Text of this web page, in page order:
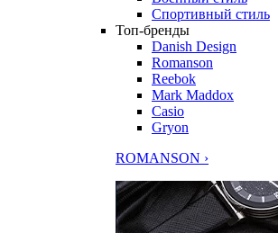
Спортивный стиль
Топ-бренды
Danish Design
Romanson
Reebok
Mark Maddox
Casio
Gryon
ROMANSON ›